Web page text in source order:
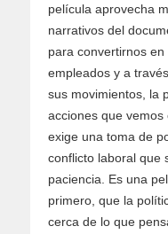
película aprovecha
narrativos del
para convertirnos
empleados y a
sus movimientos, la
acciones que
exige una toma de
conflicto laboral que
paciencia. Es una
primero, que la
cerca de lo que